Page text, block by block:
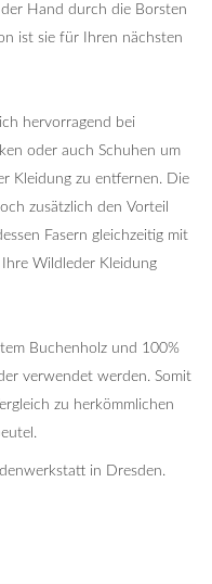
Hand durch die Borsten
ist sie für Ihren nächsten
hervorragend bei
oder auch Schuhen um
Kleidung zu entfernen. Die
zusätzlich den Vorteil
Fasern gleichzeitig mit
Wildleder Kleidung
Buchenholz und 100%
verwendet werden. Somit
zu herkömmlichen
in Dresden.